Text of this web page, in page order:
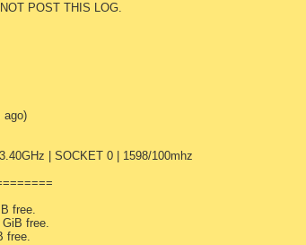
POST THIS LOG.
ago)
| SOCKET 0 | 1598/100mhz
free.
free.
free.